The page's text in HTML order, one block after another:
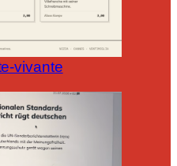
vivante